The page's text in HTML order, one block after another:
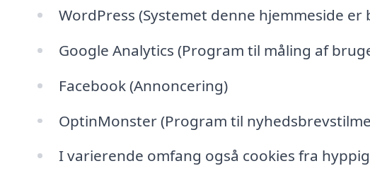
WordPress (Systemet denne hjemmeside er
Google Analytics (Program til måling af
Facebook (Annoncering)
OptinMonster (Program til
I varierende omfang også cookies fra